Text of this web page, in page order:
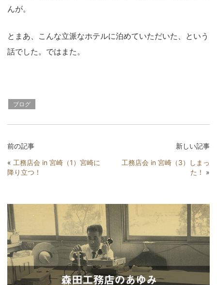
んが。
とまあ、こんな立派なホテルに泊めていただいた、という
話でした。ではまた。
ブログ
前の記事
« 工務店会 in 宮崎（1）宮崎に
降り立つ！
新しい記事
工務店会 in 宮崎（3）しまっ
た！
»